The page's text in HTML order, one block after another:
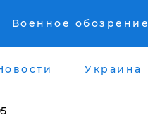
Военное обозрение
Украина